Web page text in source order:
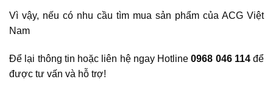
Vì vậy, nếu có nhu cầu tìm mua sản phẩm của ACG Việt
Nam
Để lại thông tin hoặc liên hệ ngay Hotline0968 046 114để
được tư vấn và hỗ trợ!